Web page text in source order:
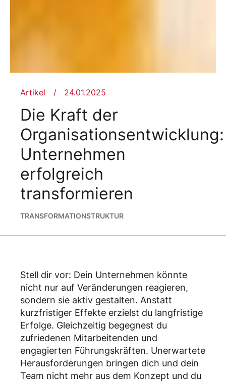
Artikel 24.01.2025
Die Kraft der
Organisationsentwicklung:
Unternehmen
erfolgreich
transformieren
TRANSFORMATIONSTRUKTUR
Stell dir vor: Dein Unternehmen könnte
nicht nur auf Veränderungen reagieren,
sondern sie aktiv gestalten. Anstatt
kurzfristiger Effekte erzielst du langfristige
Erfolge. Gleichzeitig begegnest du
zufriedenen Mitarbeitenden und
engagierten Führungskräften. Unerwartete
Herausforderungen bringen dich und dein
Team nicht mehr aus dem Konzept und du